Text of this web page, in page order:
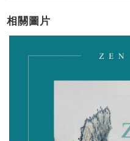
相關圖片